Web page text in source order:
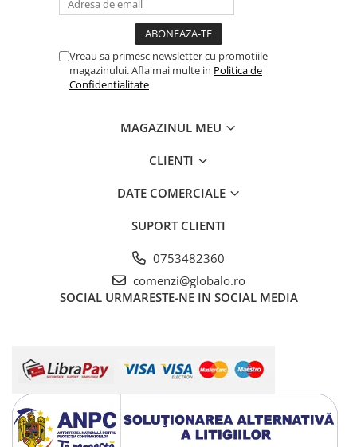
Vreau sa primesc newsletter cu promotiile
magazinului. Afla mai multe in Politica de
Confidentialitate
MAGAZINUL MEU
CLIENTI
DATE COMERCIALE
SUPORT CLIENTI
0753482360
comenzi@globalo.ro
SOCIAL URMARESTE-NE IN SOCIAL MEDIA